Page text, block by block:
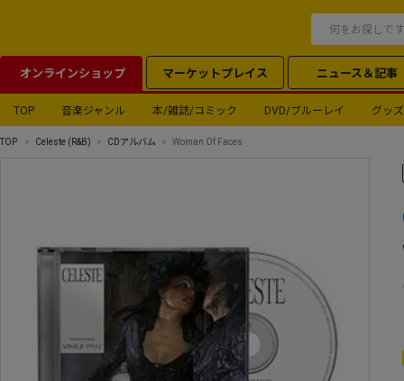
オンラインショップ マーケットプレイス ニュース＆記事
TOP 音楽ジャンル 本/雑誌/コミック DVD/ブルーレイ グッズ
TOP Celeste (R&B) CDアルバム Woman Of Faces